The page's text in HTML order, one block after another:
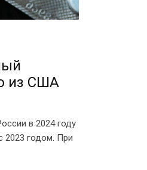
из США
в 2024 году
2023 годом. При